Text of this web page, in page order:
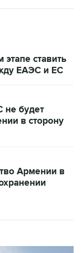
ставить
ЕАЭС и ЕС
не будет
в сторону
Армении в